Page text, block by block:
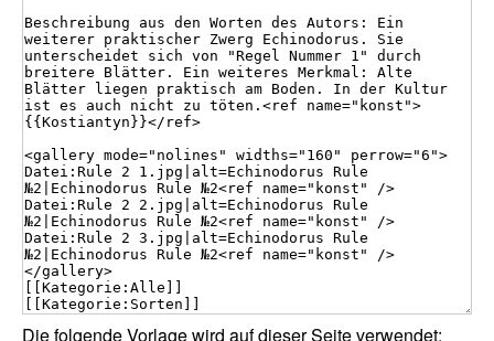
Die folgende Vorlage wird auf dieser Seite verwendet: